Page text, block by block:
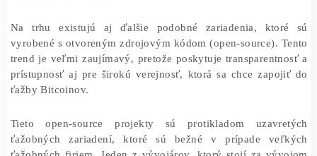
cena a dostupnosť robí túto technológiu atraktívnou
ktorí chcú vyskúšať ťažbu bez vysokých
nákladov. ZariadenieBitaxe Gamma 601, ktoré je asi
výkonnejšie ako zariadenie použité týmto minerom, je
Na trhu existujú aj ďalšie podobné zariadenia,